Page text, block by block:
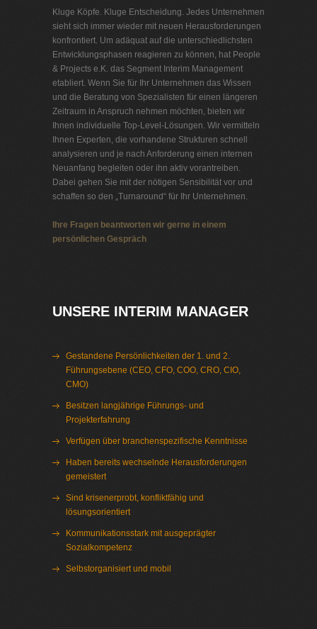
Kluge Köpfe. Kluge Entscheidung. Jedes Unternehmen
sieht sich immer wieder mit neuen Herausforderungen
konfrontiert. Um adäquat auf die unterschiedlichsten
Entwicklungsphasen reagieren zu können, hat People
& Projects e.K. das Segment Interim Management
etabliert. Wenn Sie für Ihr Unternehmen das Wissen
und die Beratung von Spezialisten für einen längeren
Zeitraum in Anspruch nehmen möchten, bieten wir
Ihnen individuelle Top-Level-Lösungen. Wir vermitteln
Ihnen Experten, die vorhandene Strukturen schnell
analysieren und je nach Anforderung einen internen
Neuanfang begleiten oder ihn aktiv vorantreiben.
Dabei gehen Sie mit der nötigen Sensibilität vor und
schaffen so den „Turnaround“ für Ihr Unternehmen.
Ihre Fragen beantworten wir gerne in einem
persönlichen Gespräch
UNSERE INTERIM MANAGER
Gestandene Persönlichkeiten der 1. und 2.
Führungsebene (CEO, CFO, COO, CRO, CIO,
CMO)
Besitzen langjährige Führungs- und
Projekterfahrung
Verfügen über branchenspezifische Kenntnisse
Haben bereits wechselnde Herausforderungen
gemeistert
Sind krisenerprobt, konfliktfähig und
lösungsorientiert
Kommunikationsstark mit ausgeprägter
Sozialkompetenz
Selbstorganisiert und mobil